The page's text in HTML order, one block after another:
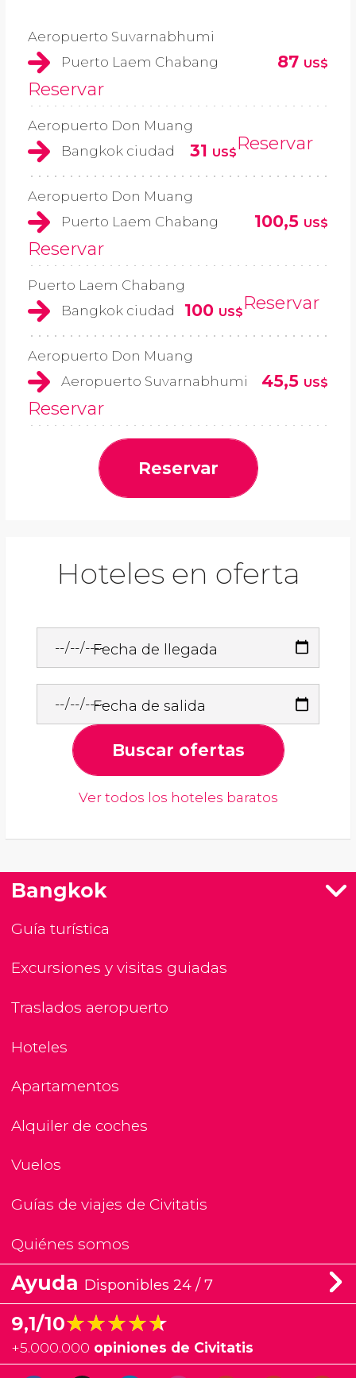
Aeropuerto Suvarnabhumi
Puerto Laem Chabang
87 US$
Reservar
Aeropuerto Don Muang
Bangkok ciudad
31 US$Reservar
Aeropuerto Don Muang
Puerto Laem Chabang
100,5 US$
Reservar
Puerto Laem Chabang
Bangkok ciudad
100 US$Reservar
Aeropuerto Don Muang
Aeropuerto Suvarnabhumi
45,5 US$
Reservar
Reservar
Hoteles en oferta
Fecha de llegada
Fecha de salida
Buscar ofertas
Ver todos los hoteles baratos
Bangkok
Guía turística
Excursiones y visitas guiadas
Traslados aeropuerto
Hoteles
Apartamentos
Alquiler de coches
Vuelos
Guías de viajes de Civitatis
Quiénes somos
Ayuda Disponibles 24 / 7
9,1/10★★★★★
★★★★★
+5.000.000 opiniones de Civitatis